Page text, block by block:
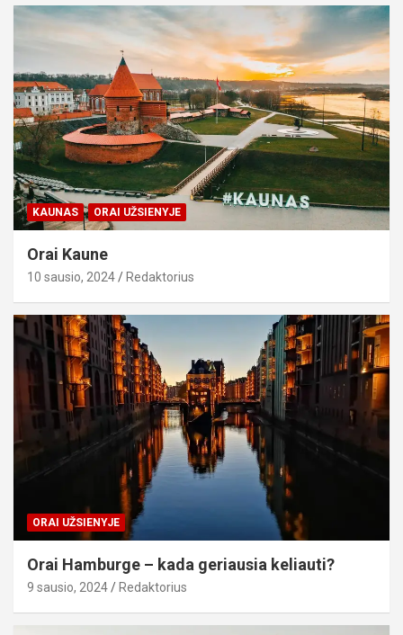
KAUNAS ORAI UŽSIENYJE
Orai Kaune
10 sausio, 2024 Redaktorius
ORAI UŽSIENYJE
Orai Hamburge – kada geriausia keliauti?
9 sausio, 2024 Redaktorius